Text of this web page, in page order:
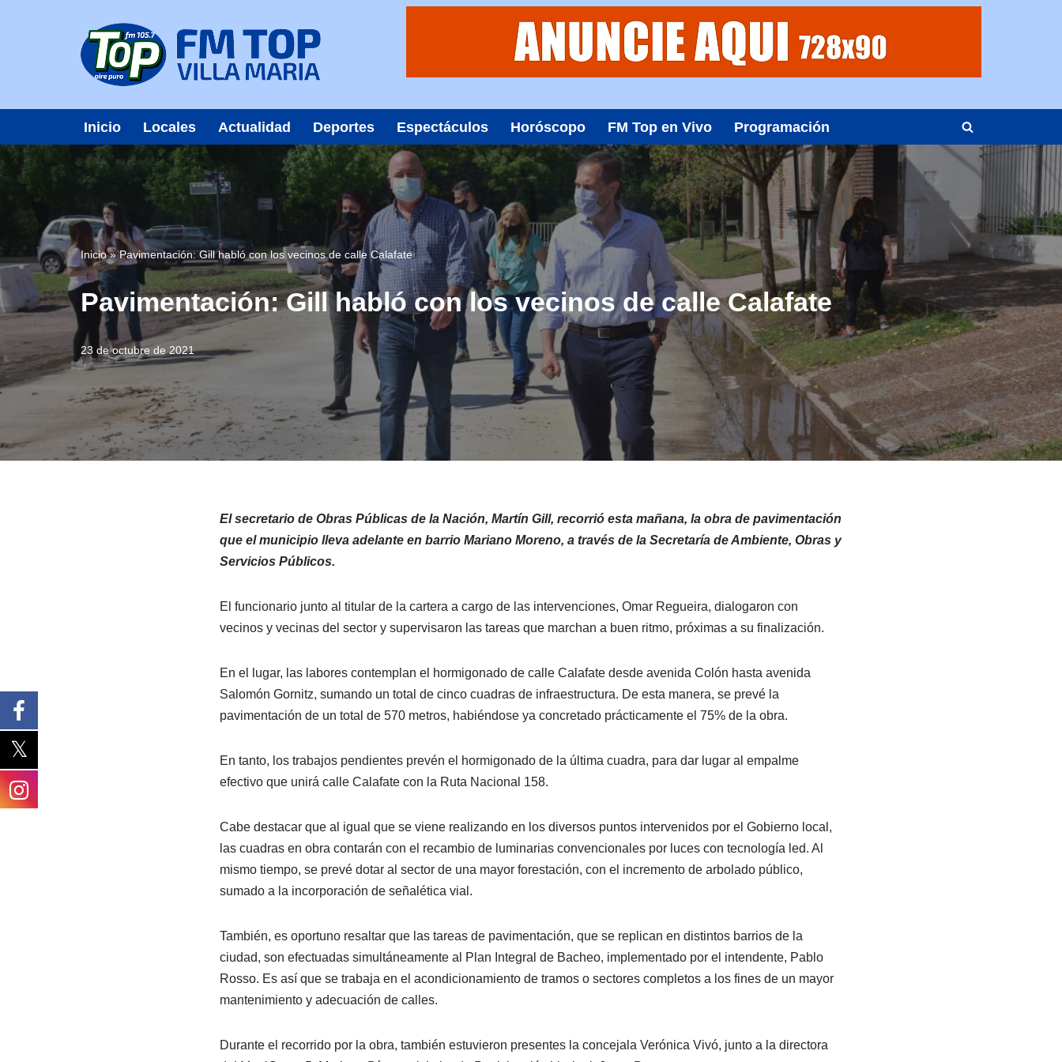
Inicio Locales Actualidad Deportes Espectáculos Horóscopo FM Top en Vivo Programación
Inicio»Pavimentación: Gill habló con los vecinos de calle Calafate
Pavimentación: Gill habló con los vecinos de calle Calafate
23 de octubre de 2021
El secretario de Obras Públicas de la Nación, Martín Gill, recorrió esta mañana, la obra de pavimentación
que el municipio lleva adelante en barrio Mariano Moreno, a través de la Secretaría de Ambiente, Obras y
Servicios Públicos.
El funcionario junto al titular de la cartera a cargo de las intervenciones, Omar Regueira, dialogaron con
vecinos y vecinas del sector y supervisaron las tareas que marchan a buen ritmo, próximas a su finalización.
En el lugar, las labores contemplan el hormigonado de calle Calafate desde avenida Colón hasta avenida
Salomón Gornitz, sumando un total de cinco cuadras de infraestructura. De esta manera, se prevé la
pavimentación de un total de 570 metros, habiéndose ya concretado prácticamente el 75% de la obra.
En tanto, los trabajos pendientes prevén el hormigonado de la última cuadra, para dar lugar al empalme
efectivo que unirá calle Calafate con la Ruta Nacional 158.
Cabe destacar que al igual que se viene realizando en los diversos puntos intervenidos por el Gobierno local,
las cuadras en obra contarán con el recambio de luminarias convencionales por luces con tecnología led. Al
mismo tiempo, se prevé dotar al sector de una mayor forestación, con el incremento de arbolado público,
sumado a la incorporación de señalética vial.
También, es oportuno resaltar que las tareas de pavimentación, que se replican en distintos barrios de la
ciudad, son efectuadas simultáneamente al Plan Integral de Bacheo, implementado por el intendente, Pablo
Rosso. Es así que se trabaja en el acondicionamiento de tramos o sectores completos a los fines de un mayor
mantenimiento y adecuación de calles.
Durante el recorrido por la obra, también estuvieron presentes la concejala Verónica Vivó, junto a la directora